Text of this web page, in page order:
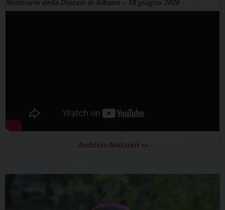
Notiziario della Diocesi di Albano – 18 giugno 2026
Archivio Notiziari >>